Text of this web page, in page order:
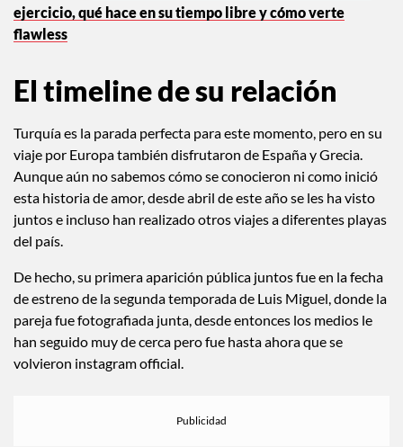
Renata Notni nos contó cuál es su rutina de
ejercicio, qué hace en su tiempo libre y cómo verte
El timeline de su relación
Turquía es la parada perfecta para este momento, pero en su
viaje por Europa también disfrutaron de España y Grecia.
Aunque aún no sabemos cómo se conocieron ni como inició
esta historia de amor, desde abril de este año se les ha visto
juntos e incluso han realizado otros viajes a diferentes playas
De hecho, su primera aparición pública juntos fue en la fecha
de estreno de la segunda temporada de Luis Miguel, donde la
pareja fue fotografiada junta, desde entonces los medios le
han seguido muy de cerca pero fue hasta ahora que se